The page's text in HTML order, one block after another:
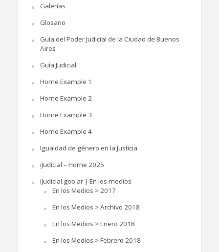
Galerías
Glosario
Guía del Poder Judicial de la Ciudad de Buenos
Aires
Guía Judicial
Home Example 1
Home Example 2
Home Example 3
Home Example 4
Igualdad de género en la Justicia
iJudicial – Home 2025
iJudicial.gob.ar | En los medios
En los Medios > 2017
En los Medios > Archivo 2018
En los Medios > Enero 2018
En los Medios > Febrero 2018